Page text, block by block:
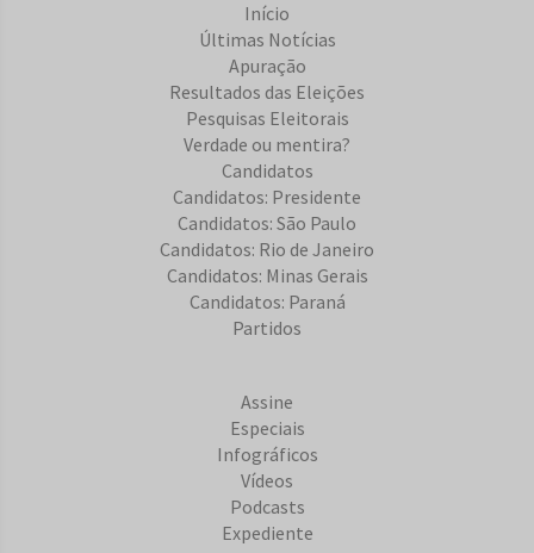
Início
Últimas Notícias
Apuração
Resultados das Eleições
Pesquisas Eleitorais
Verdade ou mentira?
Candidatos
Candidatos: Presidente
Candidatos: São Paulo
Candidatos: Rio de Janeiro
Candidatos: Minas Gerais
Candidatos: Paraná
Partidos
Assine
Especiais
Infográficos
Vídeos
Podcasts
Expediente